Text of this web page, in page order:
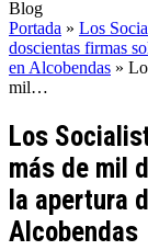
Blog
Portada » Los
doscientas firmas
en Alcobendas »
mil…
Los
más de mil
la apertura
Alcobendas